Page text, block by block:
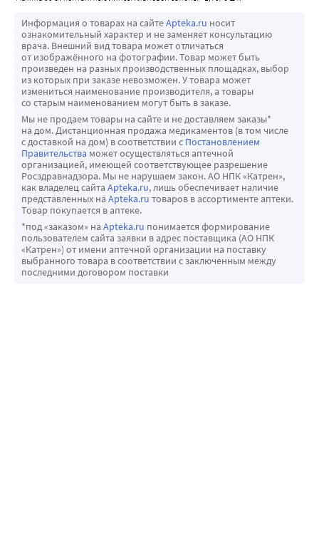
Если линза прилипла к глазу (перестала двигаться),
закапайте несколько капель смазывающего раствора
и подождите, пока подвижность линзы
восстановится. После этого попробуйте снять линзу.
Если линза продолжает прилипать к глазу,
НЕМЕДЛЕННО обратитесь к специалисту по
контактной коррекции. ДОПОЛНИТЕЛЬНАЯ
ИНФОРМАЦИЯ Риск развития язвенного кератита
значительно выше при использовании линз в
пролонгированном режиме ношения, чем при
дневном режиме ношения. Ношение контактных линз
увеличивает риск глазных инфекций. Курение
увеличивает риск развития язвенного кератита для
носителей контактных линз.
Информация о товарах на сайтеApteka.ru носит
ознакомительный характер и не заменяет консультацию
врача. Внешний вид товара может отличаться
от изображённого на фотографии. Товар может быть
произведен на разных производственных площадках, выбор
из которых при заказе невозможен. У товара может
измениться наименование производителя, а товары
со старым наименованием могут быть в заказе.
Мы не продаем товары на сайте и не доставляем заказы*
на дом. Дистанционная продажа медикаментов (в том числе
с доставкой на дом) в соответствии с Постановлением
Правительства может осуществляться аптечной
организацией, имеющей соответствующее разрешение
Росздравнадзора. Мы не нарушаем закон. АО НПК «Катрен»,
как владелец сайта Apteka.ru, лишь обеспечивает наличие
представленных на Apteka.ru товаров в ассортименте аптеки.
Товар покупается в аптеке.
*под «заказом» на Apteka.ru понимается формирование
пользователем сайта заявки в адрес поставщика (АО НПК
«Катрен») от имени аптечной организации на поставку
выбранного товара в соответствии с заключенным между
последними договором поставки